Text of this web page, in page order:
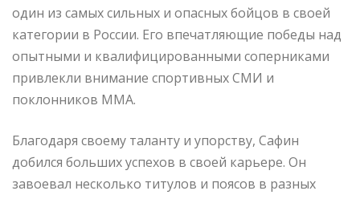
один из самых сильных и опасных бойцов в своей
категории в России. Его впечатляющие победы над
опытными и квалифицированными соперниками
привлекли внимание спортивных СМИ и
поклонников ММА.
Благодаря своему таланту и упорству, Сафин
добился больших успехов в своей карьере. Он
завоевал несколько титулов и поясов в разных